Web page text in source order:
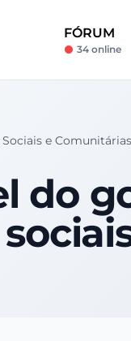
FÓRUM
34 online
Sociais e Comunitárias
do